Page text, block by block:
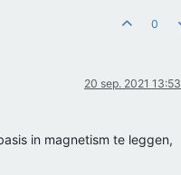
0
20 sep. 2021 13:53
in magnetism te leggen,